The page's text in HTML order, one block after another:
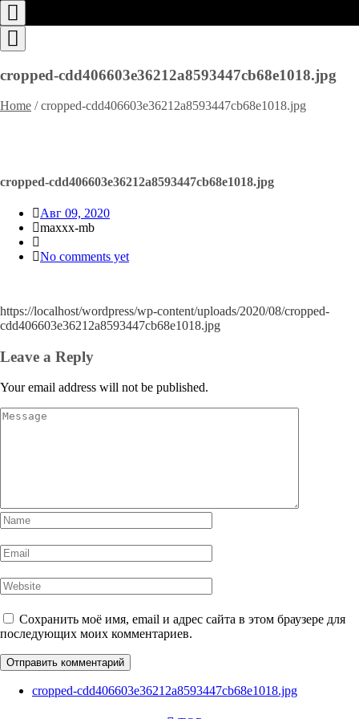
Toggle
navigation
Toggle
navigation
cropped-cdd406603e36212a8593447cb68e1018.jpg
Home / cropped-cdd406603e36212a8593447cb68e1018.jpg
cropped-cdd406603e36212a8593447cb68e1018.jpg
Авг 09, 2020
maxxx-mb
No comments yet
https://localhost/wordpress/wp-content/uploads/2020/08/cropped-
cdd406603e36212a8593447cb68e1018.jpg
Leave a Reply
Your email address will not be published.
Сохранить моё имя, email и адрес сайта в этом браузере для
последующих моих комментариев.
cropped-cdd406603e36212a8593447cb68e1018.jpg